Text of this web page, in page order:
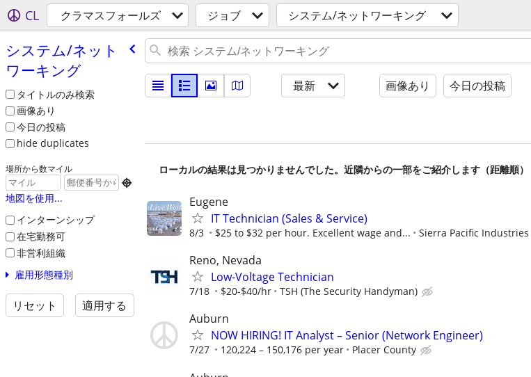
CL クラマスフォールズ ジョブ システム/ネットワーキング
システム/​ネット
ワーキング
タイトルのみ検索
画像あり
今日の投稿
hide duplicates
場所から数マイル

地図を使用...
インターンシップ
在宅勤務可
非営利組織
雇用形態種別
リセット 適用する
最新 画像あり 今日の投稿
ローカルの結果は見つかりませんでした。近隣からの一部をご紹介します（距離順）
Eugene
IT Technician (Sales & Service)
8/3 $25 to $32 per hour. Excellent wage and... Sierra Pacific Industries
Reno, Nevada
Low-Voltage Technician
7/18 $20-$40/hr TSH (The Security Handyman)
Auburn
NOW HIRING! IT Analyst – Senior (Network Engineer)
7/27 120,224 – 150,176 per year Placer County